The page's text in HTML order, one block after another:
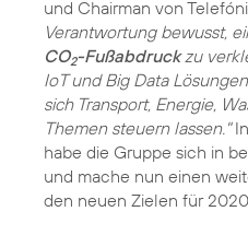
und Chairman von
Verantwortung bewusst,
CO2-Fußabdruckzu
IoT und Big Data
sich Transport, Energie,
Themen steuern lassen."
habe die Gruppe sich in
und mache nun einen
den neuen Zielen für 2020.